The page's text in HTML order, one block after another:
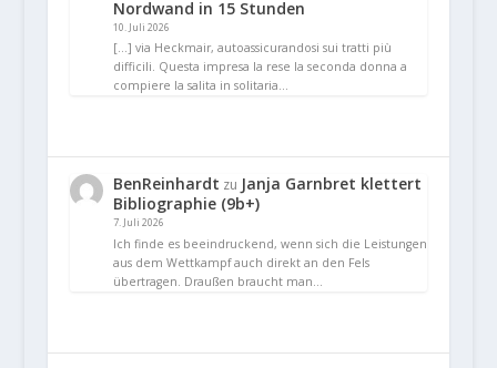
Nordwand in 15 Stunden
10. Juli 2026
[…] via Heckmair, autoassicurandosi sui tratti più
difficili. Questa impresa la rese la seconda donna a
compiere la salita in solitaria…
BenReinhardt zu Janja Garnbret klettert
Bibliographie (9b+)
7. Juli 2026
Ich finde es beeindruckend, wenn sich die Leistungen
aus dem Wettkampf auch direkt an den Fels
übertragen. Draußen braucht man…